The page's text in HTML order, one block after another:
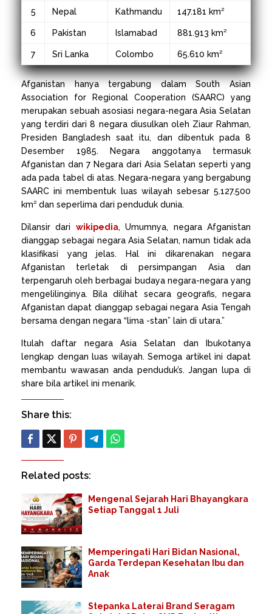
5 Nepal Kathmandu 147.181 km²
6 Pakistan Islamabad 881.913 km²
7 Sri Lanka Colombo 65.610 km²
Afganistan hanya tergabung dalam South Asian
Association for Regional Cooperation (SAARC) yang
merupakan sebuah asosiasi negara-negara Asia Selatan
yang terdiri dari 8 negara diusulkan oleh Ziaur Rahman,
Presiden Bangladesh saat itu, dan dibentuk pada 8
Desember 1985. Negara anggotanya termasuk
Afganistan dan 7 Negara dari Asia Selatan seperti yang
ada pada tabel di atas. Negara-negara yang bergabung
SAARC ini membentuk luas wilayah sebesar 5.127.500
km² dan seperlima dari penduduk dunia.
Dilansir dari wikipedia, Umumnya, negara Afganistan
dianggap sebagai negara Asia Selatan, namun tidak ada
klasifikasi yang jelas. Hal ini dikarenakan negara
Afganistan terletak di persimpangan Asia dan
terpengaruh oleh berbagai budaya negara-negara yang
mengelilinginya. Bila dilihat secara geografis, negara
Afganistan dapat dianggap sebagai negara Asia Tengah
bersama dengan negara “lima -stan” lain di utara.”
Itulah daftar negara Asia Selatan dan Ibukotanya
lengkap dengan luas wilayah. Semoga artikel ini dapat
membantu wawasan anda penduduk’s. Jangan lupa di
share bila artikel ini menarik.
Share this:
Related posts:
Mengenal Sejarah Hari Bhayangkara
Setiap Tanggal 1 Juli
Memperingati Hari Bidan Nasional,
Garda Terdepan Kesehatan Ibu dan
Anak
Stepanka Laterai Brand Seragam